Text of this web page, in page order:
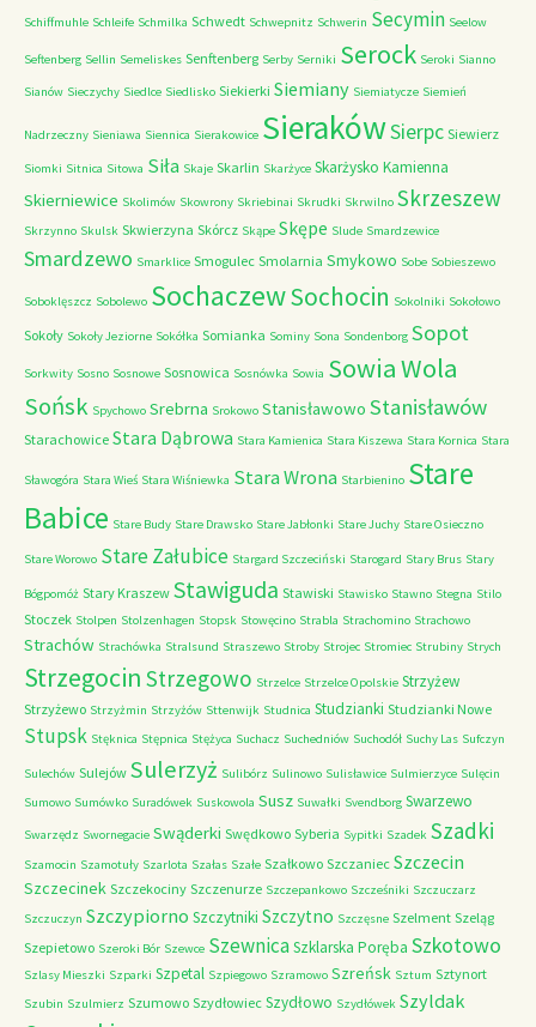
Schiffmuhle Schleife Schmilka Schwedt Schwepnitz Schwerin Secymin Seelow
Seftenberg Sellin Semeliskes Senftenberg Serby Serniki Serock Seroki Sianno
Sianów Sieczychy Siedlce Siedlisko Siekierki Siemiany Siemiatycze Siemień
Nadrzeczny Sieniawa Siennica Sierakowice SierakówSierpc Siewierz
Siomki Sitnica Sitowa Siła Skaje Skarlin Skarżyce Skarżysko Kamienna
Skierniewice Skolimów Skowrony Skriebinai Skrudki Skrwilno Skrzeszew
Skrzynno Skulsk Skwierzyna Skórcz Skąpe Skępe Slude Smardzewice
Smardzewo Smarklice Smogulec Smolarnia Smykowo Sobe Sobieszewo
Soboklęszcz Sobolewo SochaczewSochocin Sokolniki Sokołowo
Sokoły Sokoły Jeziorne Sokółka Somianka Sominy Sona Sondenborg Sopot
Sorkwity Sosno Sosnowe Sosnowica Sosnówka Sowia Sowia Wola
Sońsk Spychowo Srebrna Srokowo Stanisławowo Stanisławów
Starachowice Stara Dąbrowa Stara Kamienica Stara Kiszewa Stara Kornica Stara
Sławogóra Stara Wieś Stara Wiśniewka Stara Wrona Starbienino Stare
Babice Stare Budy Stare Drawsko Stare Jabłonki Stare Juchy Stare Osieczno
Stare Worowo Stare Załubice Stargard Szczeciński Starogard Stary Brus Stary
Bógpomóż Stary Kraszew Stawiguda Stawiski Stawisko Stawno Stegna Stilo
Stoczek Stolpen Stolzenhagen Stopsk Stowęcino Strabla Strachomino Strachowo
Strachów Strachówka Stralsund Straszewo Stroby Strojec Stromiec Strubiny Strych
Strzegocin Strzegowo Strzelce Strzelce Opolskie Strzyżew
Strzyżewo Strzyżmin Strzyżów Sttenwijk Studnica Studzianki Studzianki Nowe
Stupsk Stęknica Stępnica Stężyca Suchacz Suchedniów Suchodół Suchy Las Sufczyn
Sulechów Sulejów Sulerzyż Sulibórz Sulinowo Sulisławice Sulmierzyce Sulęcin
Sumowo Sumówko Suradówek Suskowola Susz Suwałki Svendborg Swarzewo
Swarzędz Swornegacie Swąderki Swędkowo Syberia Sypitki Szadek Szadki
Szamocin Szamotuły Szarlota Szałas Szałe Szałkowo Szczaniec Szczecin
Szczecinek Szczekociny Szczenurze Szczepankowo Szcześniki Szczuczarz
Szczuczyn Szczypiorno Szczytniki Szczytno Szczęsne Szelment Szeląg
Szepietowo Szeroki Bór Szewce SzewnicaSzklarska Poręba Szkotowo
Szlasy Mieszki Szparki Szpetal Szpiegowo Szramowo Szreńsk Sztum Sztynort
Szubin Szulmierz Szumowo Szydłowiec Szydłowo Szydłówek Szyldak